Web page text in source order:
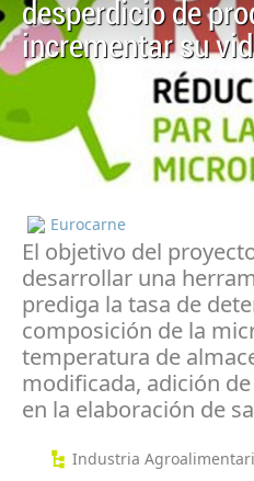
desperdicio de
incrementar su
Eurocarne
El objetivo del
desarrollar una
prediga la tasa de
composición de la
temperatura de
modificada, adición
en la elaboración de
Industria